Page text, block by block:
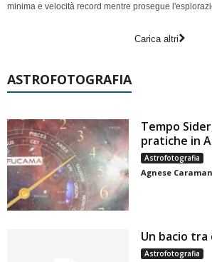
minima e velocità record mentre prosegue
Carica altri
ASTROFOTOGRAFIA
Tempo
pratiche in
Astrofotografia
Agnese
Un bacio
Astrofotografia